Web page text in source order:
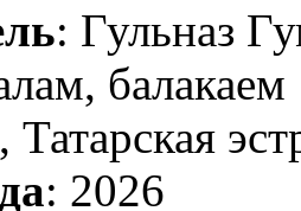
: Гульназ
балакаем
Татарская
: 2026